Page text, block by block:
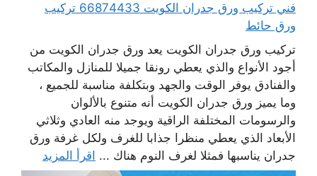
فني تركيب ورق جدران الكويت 66874433 تركيب
ورق حائط
تركيب ورق جدران الكويت يعد ورق جدران الكويت من
أجود الأنواع والذي يعطي رونقا جميلا للمنازل والمكاتب
والفنادق يوفر الوقت والجهد وبتكلفة مناسبة للجميع ،
وما يميز ورق جدران الكويت أنه متنوع بالألوان
والرسومات المختلفة الراقية ويوجد منه العادي وثلاثي
الأبعاد الذي يعطي منظرا جذابا للغرف ولكل غرفة ورق
جدران يناسبها فمثلا لغرف النوم هناك ... اقرأ المزيد